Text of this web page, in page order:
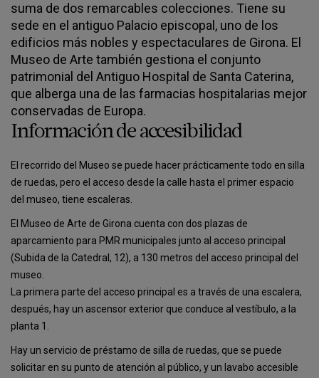
suma de dos remarcables colecciones. Tiene su
sede en el antiguo Palacio episcopal, uno de los
edificios más nobles y espectaculares de Girona. El
Museo de Arte también gestiona el conjunto
patrimonial del Antiguo Hospital de Santa Caterina,
que alberga una de las farmacias hospitalarias mejor
conservadas de Europa.
Información de accesibilidad
El recorrido del Museo se puede hacer prácticamente todo en silla
de ruedas, pero el acceso desde la calle hasta el primer espacio
del museo, tiene escaleras.
El Museo de Arte de Girona cuenta con dos plazas de
aparcamiento para PMR municipales junto al acceso principal
(Subida de la Catedral, 12), a 130 metros del acceso principal del
museo.
La primera parte del acceso principal es a través de una escalera,
después, hay un ascensor exterior que conduce al vestíbulo, a la
planta 1.
Hay un servicio de préstamo de silla de ruedas, que se puede
solicitar en su punto de atención al público, y un lavabo accesible